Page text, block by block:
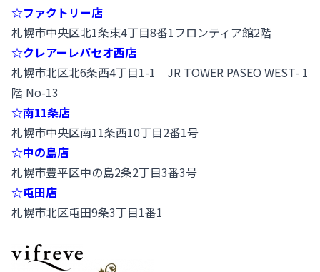
☆ファクトリー店
札幌市中央区北1条東4丁目8番1フロンティア館2階
☆クレアーレパセオ西店
札幌市北区北6条西4丁目1-1 JR TOWER PASEO WEST- 1
階 No-13
☆南11条店
札幌市中央区南11条西10丁目2番1号
☆中の島店
札幌市豊平区中の島2条2丁目3番3号
☆屯田店
札幌市北区屯田9条3丁目1番1